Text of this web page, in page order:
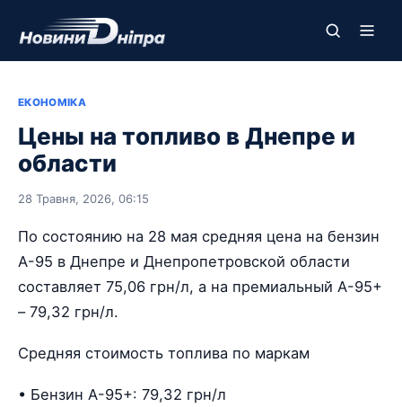
ЕКОНОМІКА
Цены на топливо в Днепре и
области
28 Травня, 2026, 06:15
По состоянию на 28 мая средняя цена на бензин
А-95 в Днепре и Днепропетровской области
составляет 75,06 грн/л, а на премиальный А-95+
– 79,32 грн/л.
Средняя стоимость топлива по маркам
• Бензин А-95+: 79,32 грн/л